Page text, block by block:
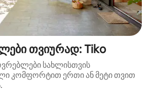
თვიურად: Tiko
სახლისთვის
კომფორტით ერთი ან მეტი თვით